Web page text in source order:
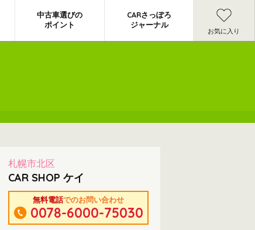
中古車選びの
ポイント
CARさっぽろ
ジャーナル
お気に入り
札幌市北区
CAR SHOP ケイ
無料電話でのお問い合わせ
0078-6000-75030